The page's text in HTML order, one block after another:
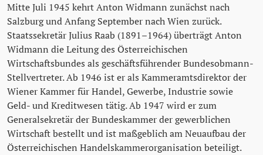
Mitte Juli 1945 kehrt Anton Widmann zunächst nach
Salzburg und Anfang September nach Wien zurück.
Staatssekretär Julius Raab (1891–1964) überträgt Anton
Widmann die Leitung des Österreichischen
Wirtschaftsbundes als geschäftsführender Bundesobmann-
Stellvertreter. Ab 1946 ist er als Kammeramtsdirektor der
Wiener Kammer für Handel, Gewerbe, Industrie sowie
Geld- und Kreditwesen tätig. Ab 1947 wird er zum
Generalsekretär der Bundeskammer der gewerblichen
Wirtschaft bestellt und ist maßgeblich am Neuaufbau der
Österreichischen Handelskammerorganisation beteiligt.